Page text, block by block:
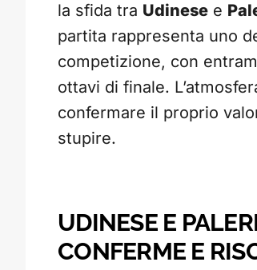
la sfida tra Udinese e
partita rappresenta uno
competizione, con
ottavi di finale.
confermare il proprio
stupire.
UDINESE E
CONFERME E